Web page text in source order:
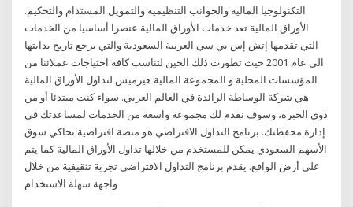
التكنولوجيا المالية والجوانب التنظيمية والتمويل المستدام والتحكيم.
الأوراق المالية تعد خدمات الأوراق المالية عنصرا أساسيا من الخدمات
التي تقدمها إتش إس بي سي العربية السعودية والتي يرجع تاريخ بدايتها
الى عام 2001 حيث تطورت ذلك الحين لتناسب كافة احتياجات عملائنا من
المؤسسات المحلية و المجموعة المالية هيرميس لتداول الأوراق المالية
هي شركة الوساطة الرائدة في العالم العربي. سواء كنت مبتدئا أو من
ذوي الخبرة، وسوف نقدم لك مجموعة واسعة من الخدمات لمساعدتك في
إدارة محفظتك. برنامج التداول الافتراضي هو منصة افتراضية تحاكي سوق
الأسهم السعودي يمكن للمستخدم من خلالها تداول الأوراق المالية كما يتم
على أرض الواقع. يقدم برنامج التداول الافتراضي تجربة تثقيفية من خلال
واجهة سهلة الاستخدام